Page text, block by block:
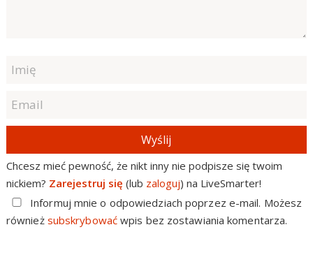
Wyślij
Chcesz mieć pewność, że nikt inny nie podpisze się twoim
nickiem? Zarejestruj się (lub zaloguj) na LiveSmarter!
Informuj mnie o odpowiedziach poprzez e-mail. Możesz
również subskrybowaćwpis bez zostawiania komentarza.